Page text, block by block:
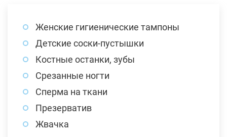
Женские гигиенические тампоны
Детские соски-пустышки
Костные останки, зубы
Срезанные ногти
Сперма на ткани
Презерватив
Жвачка